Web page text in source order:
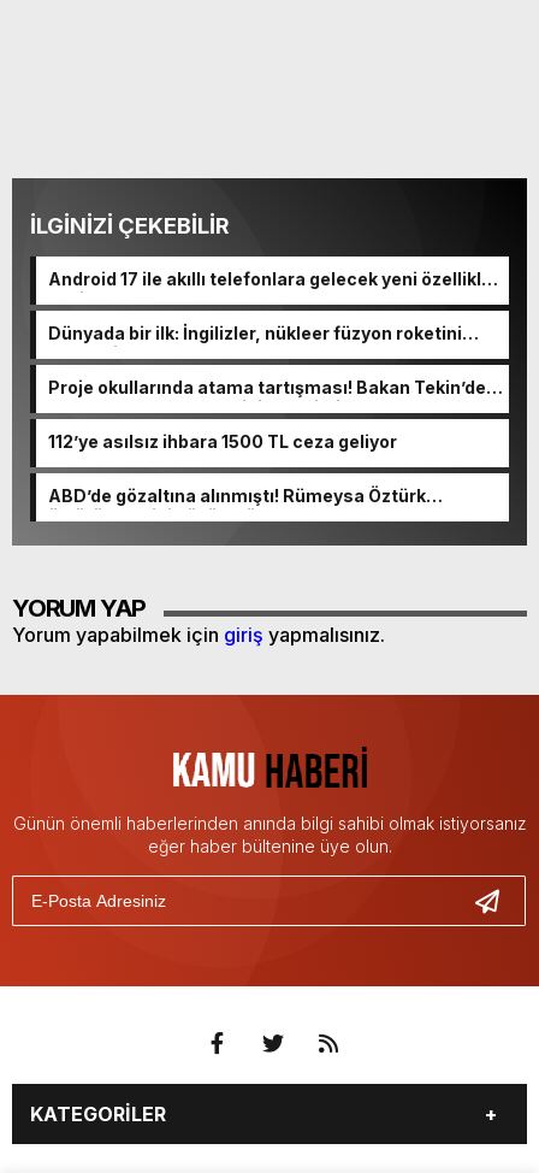
İLGİNİZİ ÇEKEBİLİR
Android 17 ile akıllı telefonlara gelecek yeni özellikler
belli oldu
Dünyada bir ilk: İngilizler, nükleer füzyon roketini
ateşledi
Proje okullarında atama tartışması! Bakan Tekin’den
“Sıkıntı yaşanmaması için takvimi erken başlattık”
112’ye asılsız ihbara 1500 TL ceza geliyor
ABD’de gözaltına alınmıştı! Rümeysa Öztürk
öldürüleceğini düşünmüş
YORUM YAP
Yorum yapabilmek için giriş yapmalısınız.
Günün önemli haberlerinden anında bilgi sahibi olmak istiyorsanız
eğer haber bültenine üye olun.
KATEGORİLER